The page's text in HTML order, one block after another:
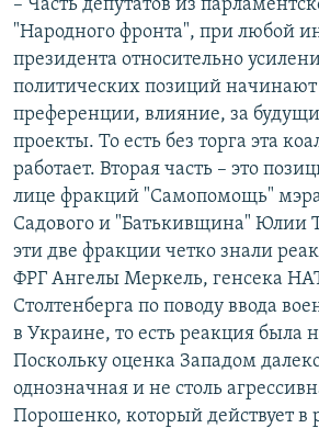
– Часть депутатов из
"Народного фронта", при любой
президента относительно
политических позиций начинают
преференции, влияние, за
проекты. То есть без торга эта
работает. Вторая часть – это
лице фракций "Самопомощь"
Садового и "Батькивщина" Юлии
эти две фракции четко знали
ФРГ Ангелы Меркель, генсека
Столтенберга по поводу ввода
в Украине, то есть реакция была
Поскольку оценка Западом
однозначная и не столь
Порошенко, который действует в